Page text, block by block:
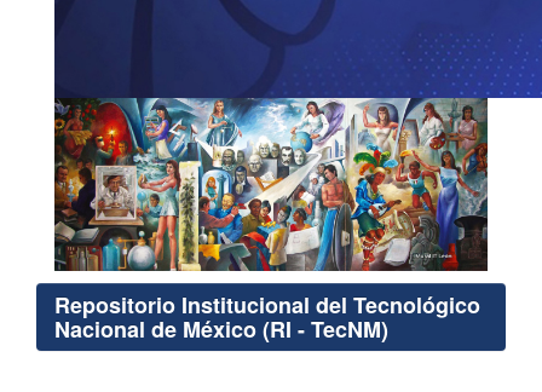
Repositorio Institucional del Tecnológico
Nacional de México (RI - TecNM)